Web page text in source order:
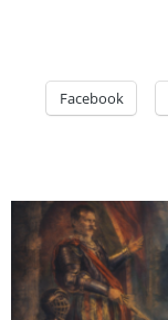
Facebook